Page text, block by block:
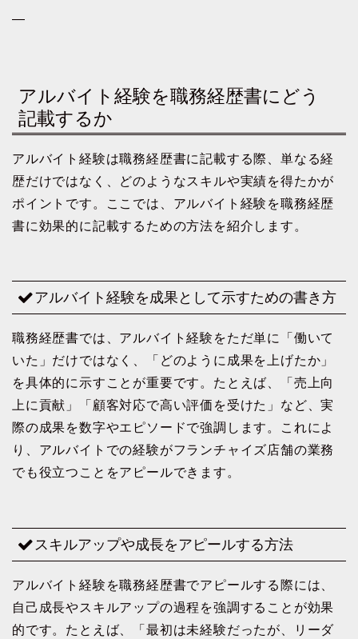
—
アルバイト経験を職務経歴書にどう
記載するか
アルバイト経験は職務経歴書に記載する際、単なる経
歴だけではなく、どのようなスキルや実績を得たかが
ポイントです。ここでは、アルバイト経験を職務経歴
書に効果的に記載するための方法を紹介します。
アルバイト経験を成果として示すための書き方
職務経歴書では、アルバイト経験をただ単に「働いて
いた」だけではなく、「どのように成果を上げたか」
を具体的に示すことが重要です。たとえば、「売上向
上に貢献」「顧客対応で高い評価を受けた」など、実
際の成果を数字やエピソードで強調します。これによ
り、アルバイトでの経験がフランチャイズ店舗の業務
でも役立つことをアピールできます。
スキルアップや成長をアピールする方法
アルバイト経験を職務経歴書でアピールする際には、
自己成長やスキルアップの過程を強調することが効果
的です。たとえば、「最初は未経験だったが、リーダ
ホーム